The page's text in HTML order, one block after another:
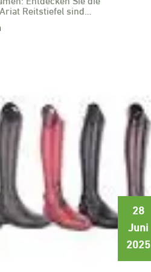
Reitstiefel sind…
28
Juni
2025